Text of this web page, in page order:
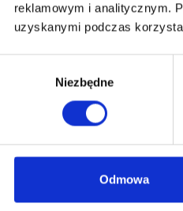
reklamowym i analitycznym.
uzyskanymi podczas
Niezbędne
Odmowa